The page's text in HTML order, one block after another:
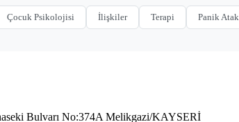
Çocuk Psikolojisi İlişkiler Terapi Panik Atak
Bulvarı No:374A Melikgazi/KAYSERİ